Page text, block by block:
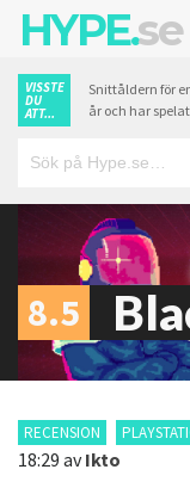
HYPE.se
VISSTE
DU
ATT...
Snittåldern för
år och har
8.5
RECENSION
18:29 avIkto